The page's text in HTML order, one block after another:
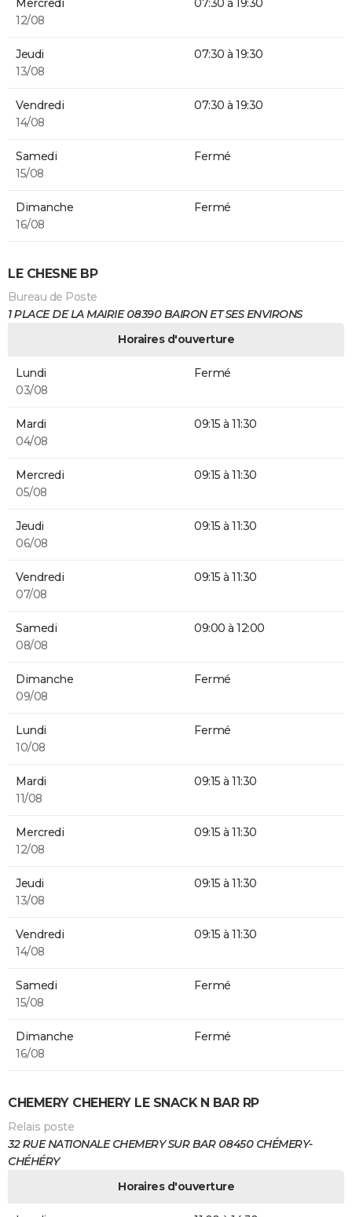
Mercredi
12/08
07:30 à 19:30
Jeudi
13/08
07:30 à 19:30
Vendredi
14/08
07:30 à 19:30
Samedi
15/08
Fermé
Dimanche
16/08
Fermé
LE CHESNE BP
Bureau de Poste
1 PLACE DE LA MAIRIE 08390 BAIRON ET SES ENVIRONS
Horaires d'ouverture
Lundi
03/08
Fermé
Mardi
04/08
09:15 à 11:30
Mercredi
05/08
09:15 à 11:30
Jeudi
06/08
09:15 à 11:30
Vendredi
07/08
09:15 à 11:30
Samedi
08/08
09:00 à 12:00
Dimanche
09/08
Fermé
Lundi
10/08
Fermé
Mardi
11/08
09:15 à 11:30
Mercredi
12/08
09:15 à 11:30
Jeudi
13/08
09:15 à 11:30
Vendredi
14/08
09:15 à 11:30
Samedi
15/08
Fermé
Dimanche
16/08
Fermé
CHEMERY CHEHERY LE SNACK N BAR RP
Relais poste
32 RUE NATIONALE CHEMERY SUR BAR 08450 CHÉMERY-
CHÉHÉRY
Horaires d'ouverture